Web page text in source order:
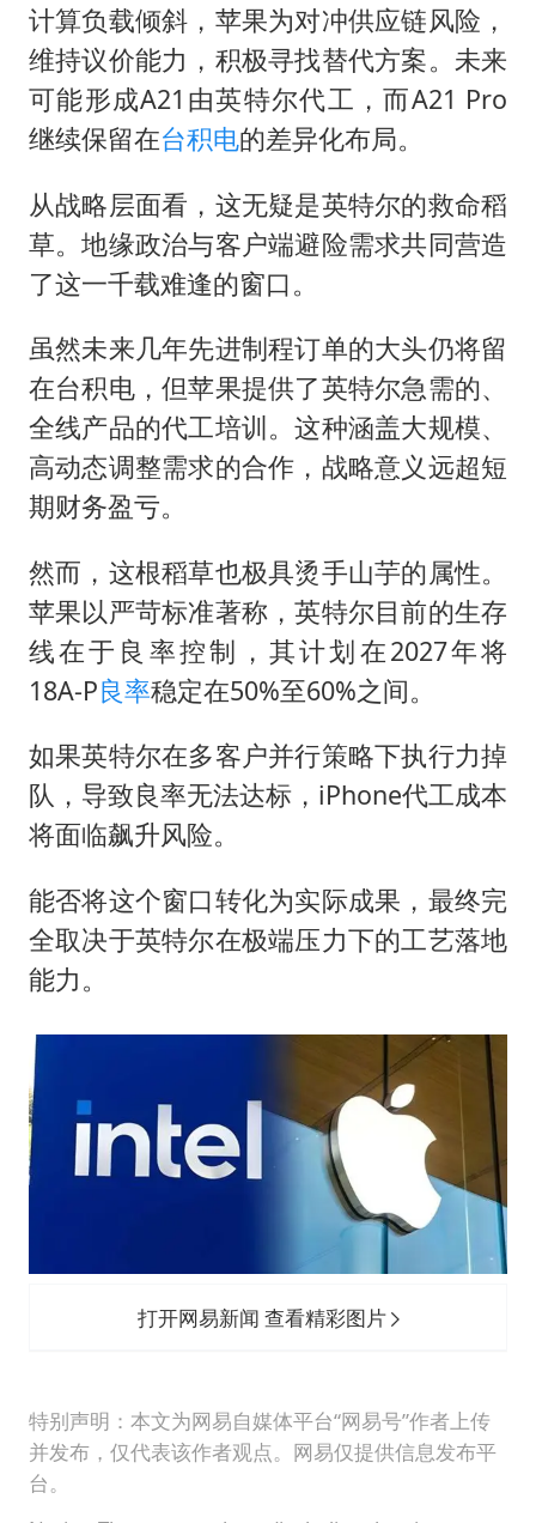
计算负载倾斜，苹果为对冲供应链风险，
维持议价能力，积极寻找替代方案。未来
可能形成A21由英特尔代工，而A21 Pro
继续保留在台积电的差异化布局。
从战略层面看，这无疑是英特尔的救命稻
草。地缘政治与客户端避险需求共同营造
了这一千载难逢的窗口。
虽然未来几年先进制程订单的大头仍将留
在台积电，但苹果提供了英特尔急需的、
全线产品的代工培训。这种涵盖大规模、
高动态调整需求的合作，战略意义远超短
期财务盈亏。
然而，这根稻草也极具烫手山芋的属性。
苹果以严苛标准著称，英特尔目前的生存
线在于良率控制，其计划在2027年将
18A-P良率稳定在50%至60%之间。
如果英特尔在多客户并行策略下执行力掉
队，导致良率无法达标，iPhone代工成本
将面临飙升风险。
能否将这个窗口转化为实际成果，最终完
全取决于英特尔在极端压力下的工艺落地
能力。
打开网易新闻 查看精彩图片
特别声明：本文为网易自媒体平台“网易号”作者上传
并发布，仅代表该作者观点。网易仅提供信息发布平
台。